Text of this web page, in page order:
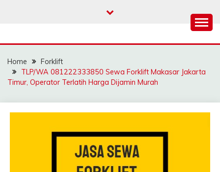
SAHABAT CRANE |
JASA SEWA CRANE |
FORKLIFT | SKYLIFT
Home
Forklift
TLP/WA 081222333850 Sewa Forklift Makasar Jakarta
Timur, Operator Terlatih Harga Dijamin Murah